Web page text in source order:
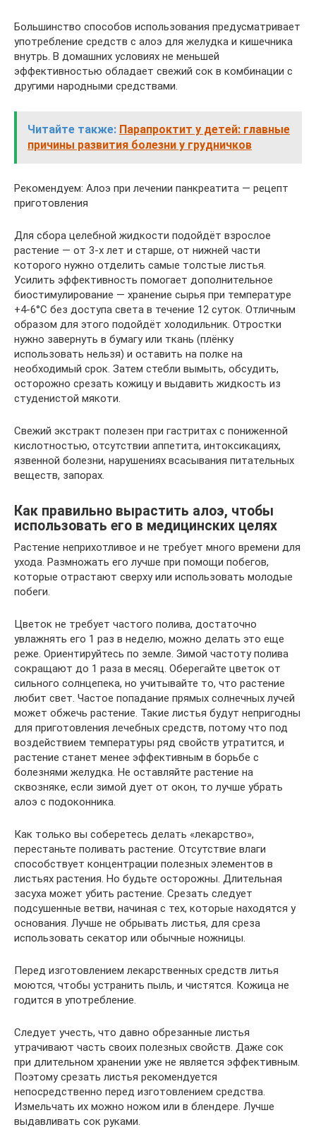
Большинство способов использования предусматривает
употребление средств с алоэ для желудка и кишечника
внутрь. В домашних условиях не меньшей
эффективностью обладает свежий сок в комбинации с
другими народными средствами.
Читайте также: Парапроктит у детей: главные
причины развития болезни у грудничков
Рекомендуем: Алоэ при лечении панкреатита — рецепт
приготовления
Для сбора целебной жидкости подойдёт взрослое
растение — от 3-х лет и старше, от нижней части
которого нужно отделить самые толстые листья.
Усилить эффективность помогает дополнительное
биостимулирование — хранение сырья при температуре
+4-6°С без доступа света в течение 12 суток. Отличным
образом для этого подойдёт холодильник. Отростки
нужно завернуть в бумагу или ткань (плёнку
использовать нельзя) и оставить на полке на
необходимый срок. Затем стебли вымыть, обсудить,
осторожно срезать кожицу и выдавить жидкость из
студенистой мякоти.
Свежий экстракт полезен при гастритах с пониженной
кислотностью, отсутствии аппетита, интоксикациях,
язвенной болезни, нарушениях всасывания питательных
веществ, запорах.
Как правильно вырастить алоэ, чтобы
использовать его в медицинских целях
Растение неприхотливое и не требует много времени для
ухода. Размножать его лучше при помощи побегов,
которые отрастают сверху или использовать молодые
побеги.
Цветок не требует частого полива, достаточно
увлажнять его 1 раз в неделю, можно делать это еще
реже. Ориентируйтесь по земле. Зимой частоту полива
сокращают до 1 раза в месяц. Оберегайте цветок от
сильного солнцепека, но учитывайте то, что растение
любит свет. Частое попадание прямых солнечных лучей
может обжечь растение. Такие листья будут непригодны
для приготовления лечебных средств, потому что под
воздействием температуры ряд свойств утратится, и
растение станет менее эффективным в борьбе с
болезнями желудка. Не оставляйте растение на
сквозняке, если зимой дует от окон, то лучше убрать
алоэ с подоконника.
Как только вы соберетесь делать «лекарство»,
перестаньте поливать растение. Отсутствие влаги
способствует концентрации полезных элементов в
листьях растения. Но будьте осторожны. Длительная
засуха может убить растение. Срезать следует
подсушенные ветви, начиная с тех, которые находятся у
основания. Лучше не обрывать листья, для среза
использовать секатор или обычные ножницы.
Перед изготовлением лекарственных средств литья
моются, чтобы устранить пыль, и чистятся. Кожица не
годится в употребление.
Следует учесть, что давно обрезанные листья
утрачивают часть своих полезных свойств. Даже сок
при длительном хранении уже не является эффективным.
Поэтому срезать листья рекомендуется
непосредственно перед изготовлением средства.
Измельчать их можно ножом или в блендере. Лучше
выдавливать сок руками.